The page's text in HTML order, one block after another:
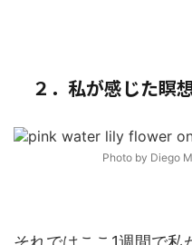
２．私が感じた瞑
Photo by Diego